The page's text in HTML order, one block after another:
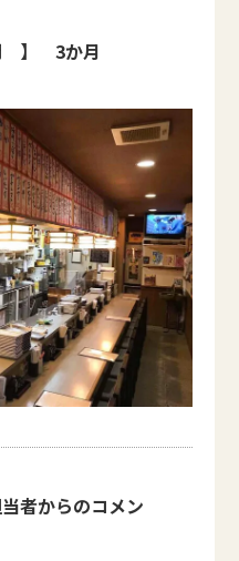
】 3か月
者からのコメン